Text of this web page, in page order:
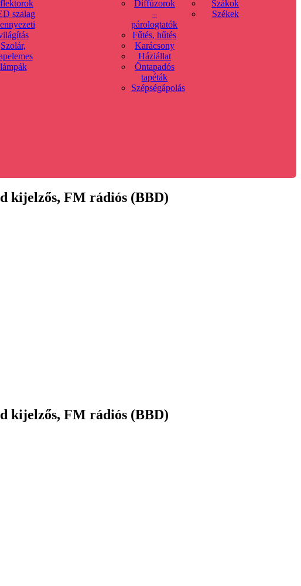
szalag
Szolár,
lámpák
Diffúzorok
–
párologtatók
Fűtés, hűtés
Karácsony
Háziállat
Öntapadós
tapéták
Szépségápolás
Szákok
Székek
kijelzős, FM rádiós (BBD)
kijelzős, FM rádiós (BBD)